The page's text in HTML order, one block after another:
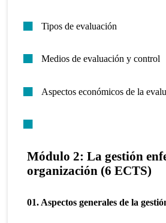
Tipos de evaluación
Medios de evaluación y control
Aspectos económicos de la
Módulo 2: La gestión
organización (6 ECTS)
01. Aspectos generales de la